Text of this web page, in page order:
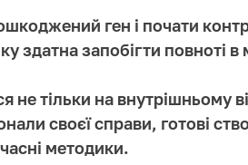
ген і почати
здатна запобігти повноті
тільки на внутрішньому
своєї справи, готові
методики.